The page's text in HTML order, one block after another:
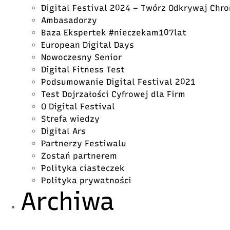
Digital Festival 2024 – Twórz Odkrywaj
Ambasadorzy
Baza Ekspertek #nieczekam107lat
European Digital Days
Nowoczesny Senior
Digital Fitness Test
Podsumowanie Digital Festival 2021
Test Dojrzałości Cyfrowej dla Firm
O Digital Festival
Strefa wiedzy
Digital Ars
Partnerzy Festiwalu
Zostań partnerem
Polityka ciasteczek
Polityka prywatności
Archiwa